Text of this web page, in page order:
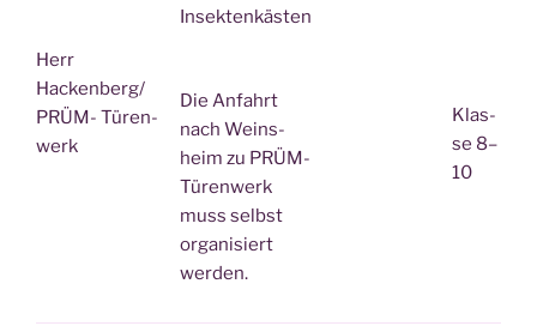
Herr
Hackenberg/
PRÜM- Türen­
werk
Insektenkästen
Die Anfahrt
nach Weins­
heim zu PRÜM-
Türen­werk
muss selbst
orga­ni­siert
werden.
Klas­
se 8–
10